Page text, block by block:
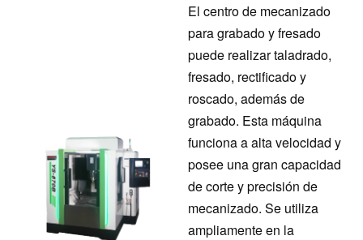
El centro de mecanizado
para grabado y fresado
puede realizar taladrado,
fresado, rectificado y
roscado, además de
grabado. Esta máquina
funciona a alta velocidad y
posee una gran capacidad
de corte y precisión de
mecanizado. Se utiliza
ampliamente en la